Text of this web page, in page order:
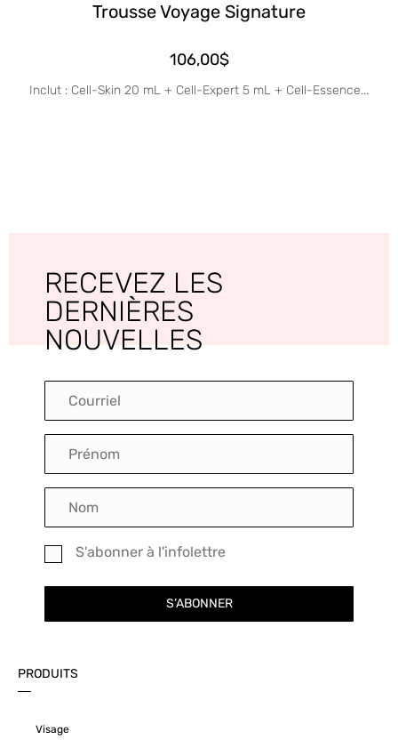
Trousse Voyage Signature
106,00$
Inclut : Cell-Skin 20 mL + Cell-Expert 5 mL + Cell-Essence...
RECEVEZ LES
DERNIÈRES
NOUVELLES
S'abonner à l'infolettre
S’ABONNER
PRODUITS
Visage